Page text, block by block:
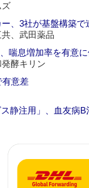
ズ
、3社が基盤構築で
、武田薬品
喘息増加率を有意
酵キリン
有意差
静注用」、血友病